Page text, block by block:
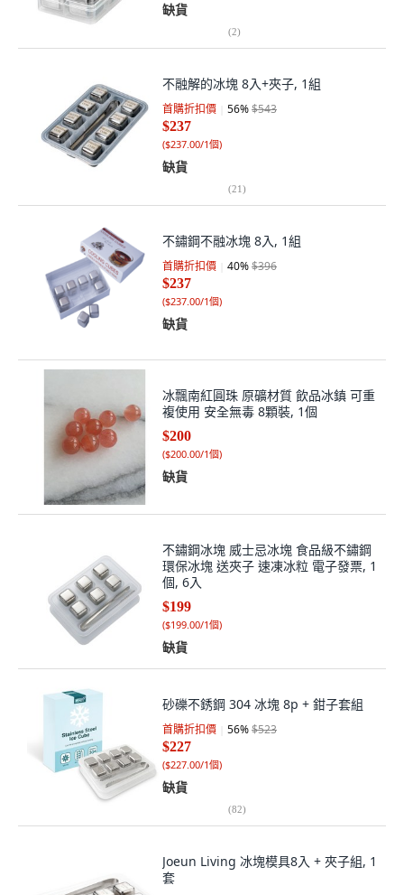
缺貨
(2)
不融解的冰塊 8入+夾子, 1組
首購折扣價 56%$543
$237
($237.00/1個)
缺貨
(21)
不鏽鋼不融冰塊 8入, 1組
首購折扣價 40%$396
$237
($237.00/1個)
缺貨
冰飄南紅圓珠 原礦材質 飲品冰鎮 可重
複使用 安全無毒 8顆裝, 1個
$200
($200.00/1個)
缺貨
不鏽鋼冰塊 威士忌冰塊 食品級不鏽鋼
環保冰塊 送夾子 速凍冰粒 電子發票, 1
個, 6入
$199
($199.00/1個)
缺貨
砂礫不銹鋼 304 冰塊 8p + 鉗子套組
首購折扣價 56%$523
$227
($227.00/1個)
缺貨
(82)
Joeun Living 冰塊模具8入 + 夾子組, 1
套